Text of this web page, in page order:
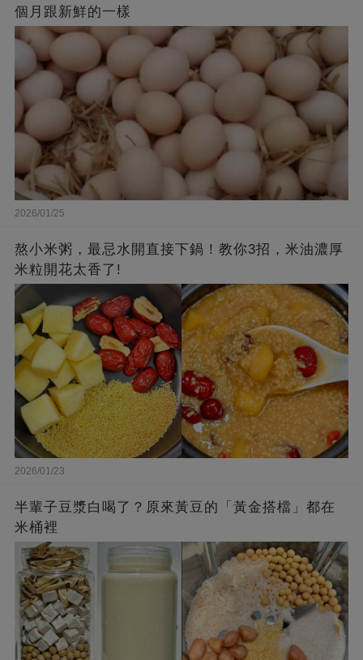
個月跟新鮮的一樣
2026/01/25
熬小米粥，最忌水開直接下鍋！教你3招，米油濃厚
米粒開花太香了!
2026/01/23
半輩子豆漿白喝了？原來黃豆的「黃金搭檔」都在
米桶裡